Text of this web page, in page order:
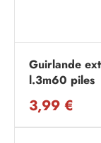
Guirlande
l.3m60 piles
3,99 €